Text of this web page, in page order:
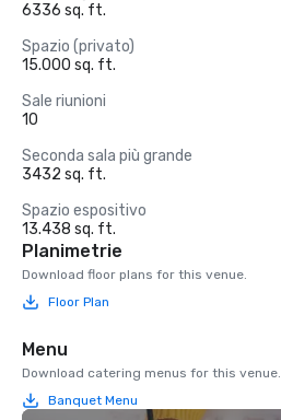
6336 sq. ft.
Spazio (privato)
15.000 sq. ft.
Sale riunioni
10
Seconda sala più grande
3432 sq. ft.
Spazio espositivo
13.438 sq. ft.
Planimetrie
Download floor plans for this venue.
Floor Plan
Menu
Download catering menus for this venue.
Banquet Menu